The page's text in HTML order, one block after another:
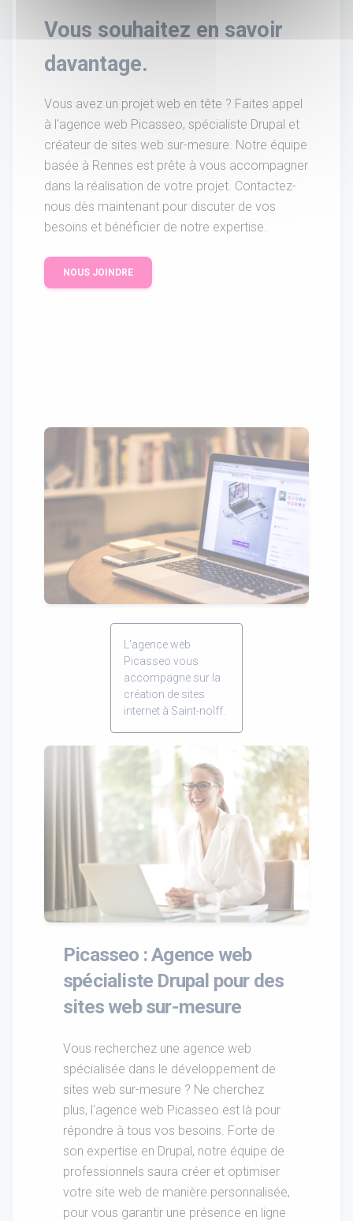
Vous souhaitez en savoir
davantage.
Vous avez un projet web en tête ? Faites appel
à l'agence web Picasseo, spécialiste Drupal et
créateur de sites web sur-mesure. Notre équipe
basée à Rennes est prête à vous accompagner
dans la réalisation de votre projet. Contactez-
nous dès maintenant pour discuter de vos
besoins et bénéficier de notre expertise.
NOUS JOINDRE
L'agence web
Picasseo vous
accompagne sur la
création de sites
internet à Saint-nolff.
Picasseo : Agence web
spécialiste Drupal pour des
sites web sur-mesure
Vous recherchez une agence web
spécialisée dans le développement de
sites web sur-mesure ? Ne cherchez
plus, l'agence web Picasseo est là pour
répondre à tous vos besoins. Forte de
son expertise en Drupal, notre équipe de
professionnels saura créer et optimiser
votre site web de manière personnalisée,
pour vous garantir une présence en ligne